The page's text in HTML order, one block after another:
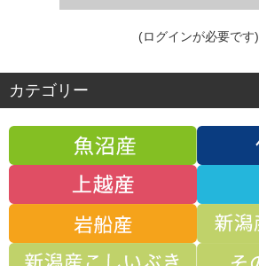
(ログインが必要です)
カテゴリー